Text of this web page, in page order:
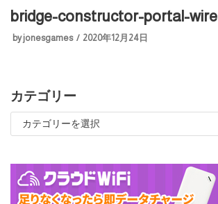
bridge-constructor-portal-wire
byjonesgames 2020年12月24日
カテゴリー